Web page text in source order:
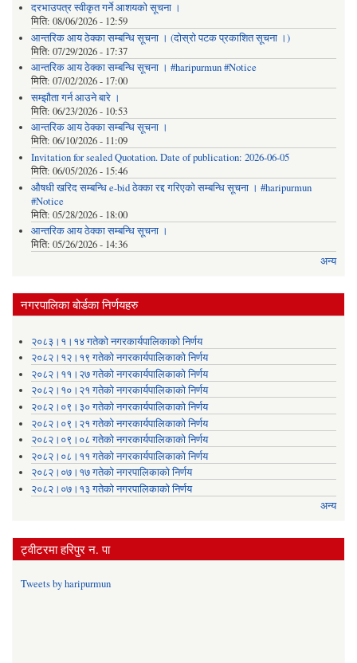
दरभाउपत्र स्वीकृत गर्ने आशयको सूचना ।
मिति: 08/06/2026 - 12:59
आन्तरिक आय ठेक्का सम्बन्धि सूचना । (दोस्रो पटक प्रकाशित सूचना ।)
मिति: 07/29/2026 - 17:37
आन्तरिक आय ठेक्का सम्बन्धि सूचना । #haripurmun #Notice
मिति: 07/02/2026 - 17:00
सम्झौता गर्न आउने बारे ।
मिति: 06/23/2026 - 10:53
आन्तरिक आय ठेक्का सम्बन्धि सूचना ।
मिति: 06/10/2026 - 11:09
Invitation for sealed Quotation. Date of publication: 2026-06-05
मिति: 06/05/2026 - 15:46
औषधी खरिद सम्बन्धि e-bid ठेक्का रद्द गरिएको सम्बन्धि सूचना । #haripurmun
#Notice
मिति: 05/28/2026 - 18:00
आन्तरिक आय ठेक्का सम्बन्धि सूचना ।
मिति: 05/26/2026 - 14:36
अन्य
नगरपालिका बोर्डका निर्णयहरु
२०८३।१।१४ गतेको नगरकार्यपालिकाको निर्णय
२०८२।१२।१९ गतेको नगरकार्यपालिकाको निर्णय
२०८२।११।२७ गतेको नगरकार्यपालिकाको निर्णय
२०८२।१०।२१ गतेको नगरकार्यपालिकाको निर्णय
२०८२।०९।३० गतेको नगरकार्यपालिकाको निर्णय
२०८२।०९।२१ गतेको नगरकार्यपालिकाको निर्णय
२०८२।०९।०८ गतेको नगरकार्यपालिकाको निर्णय
२०८२।०८।११ गतेको नगरकार्यपालिकाको निर्णय
२०८२।०७।१७ गतेको नगरपालिकाको निर्णय
२०८२।०७।१३ गतेको नगरपालिकाको निर्णय
अन्य
ट्वीटरमा हरिपुर न. पा
Tweets by haripurmun